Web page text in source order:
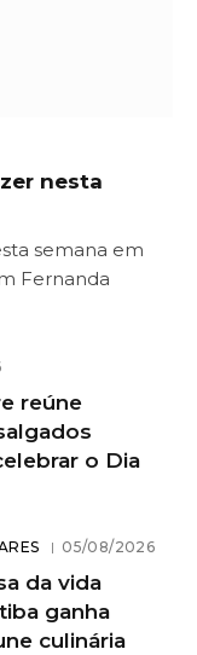
nesta
semana em
Fernanda
reúne
o Dia
05/08/2026
da vida
ganha
culinária